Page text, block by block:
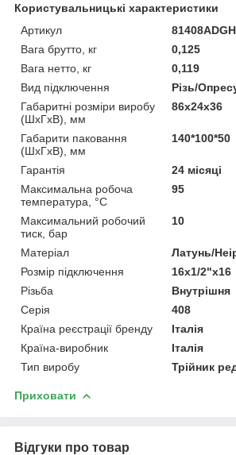
Користувальницькі характеристики
Артикул
Вага брутто, кг
0,125
Вага нетто, кг
0,119
Вид підключення
Різь/
Габаритні розміри виробу
(ШхГхВ), мм
86х24х36
Габарити паковання
(ШхГхВ), мм
140*100*50
Гарантія
24 місяці
Максимальна робоча
температура, °C
95
Максимальний робочий
тиск, бар
10
Матеріал
Латунь/
Розмір підключення
16x1/2"x16
Різьба
Внутрішня
Серія
408
Країна реєстрації бренду
Італія
Країна-виробник
Італія
Тип виробу
Трійник
Приховати
Відгуки про товар